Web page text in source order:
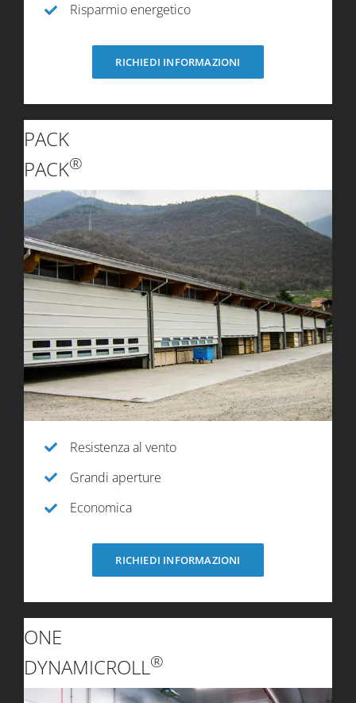
Risparmio energetico
RICHIEDI INFORMAZIONI
PACK
PACK®
Resistenza al vento
Grandi aperture
Economica
RICHIEDI INFORMAZIONI
ONE
DYNAMICROLL®